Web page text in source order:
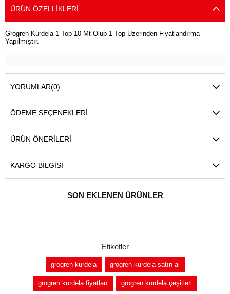
ÜRÜN ÖZELLIKLERI
Grogren Kurdela 1 Top 10 Mt Olup 1 Top Üzerinden Fiyatlandırma
Yapılmıştır.
YORUMLAR(0)
ÖDEME SEÇENEKLERI
ÜRÜN ÖNERILERI
KARGO BILGISI
SON EKLENEN ÜRÜNLER
Etiketler
grogren kurdela grogren kurdela satın al
grogren kurdela fiyatları grogren kurdela çeşitleri